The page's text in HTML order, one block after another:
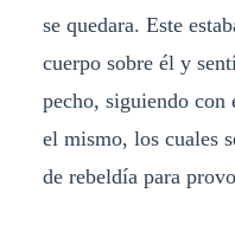
se quedara. Este
cuerpo sobre él y
pecho, siguiendo con
el mismo, los cuales
de rebeldía para